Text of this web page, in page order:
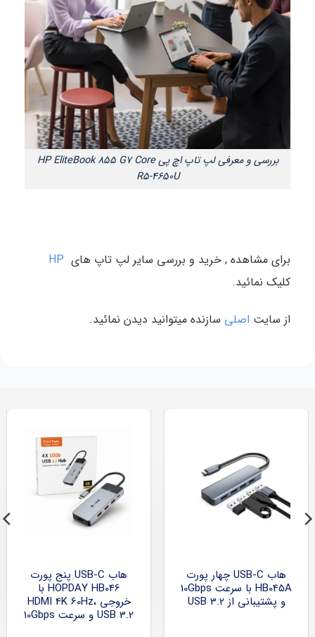
بررسی و معرفی لپ تاپ اچ پی HP EliteBook 855 G7 Core
R5-4650U
برای مشاهده , خرید و بررسی سایر لپ تاپ های
کلیک نمائید.
از سایت اصلی سازنده میتوانید دیدن نمائید.
هاب USB-C چهار پورت
HB045A با سرعت 10Gbps
و پشتیبانی از USB 3.2
هاب USB-C پنج پورت
HOPDAY HB046 با
خروجی HDMI 4K 60Hz،
USB 3.2 و سرعت 10Gbps